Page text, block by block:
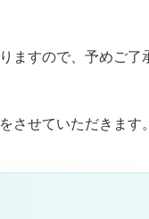
ますので、予めご了
させていただきます